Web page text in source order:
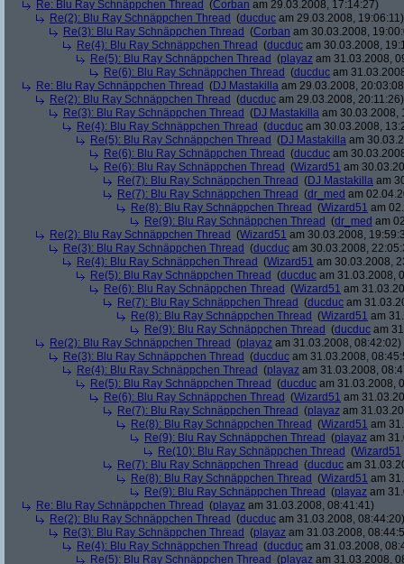
Re: Blu Ray Schnäppchen Thread (Corban am 29.03.2008, 17:14:27)
Re(2): Blu Ray Schnäppchen Thread (ducduc am 29.03.2008, 19:06:11)
Re(3): Blu Ray Schnäppchen Thread (Corban am 30.03.2008,
Re(4): Blu Ray Schnäppchen Thread (ducduc am 30.03.2008,
Re(5): Blu Ray Schnäppchen Thread (playaz am 31.03.2008,
Re(6): Blu Ray Schnäppchen Thread (ducduc am
Re: Blu Ray Schnäppchen Thread (DJ Mastakilla am 29.03.2008,
Re(2): Blu Ray Schnäppchen Thread (ducduc am 29.03.2008, 20:11:26)
Re(3): Blu Ray Schnäppchen Thread (DJ Mastakilla am 30.03.2008,
Re(4): Blu Ray Schnäppchen Thread (ducduc am 30.03.2008,
Re(5): Blu Ray Schnäppchen Thread (DJ Mastakilla am
Re(6): Blu Ray Schnäppchen Thread (ducduc am
Re(6): Blu Ray Schnäppchen Thread (Wizard51 am
Re(7): Blu Ray Schnäppchen Thread (DJ Mastakilla am
Re(7): Blu Ray Schnäppchen Thread (dr_med am
Re(8): Blu Ray Schnäppchen Thread (Wizard51 am
Re(9): Blu Ray Schnäppchen Thread (dr_med am
Re(2): Blu Ray Schnäppchen Thread (Wizard51 am 30.03.2008,
Re(3): Blu Ray Schnäppchen Thread (ducduc am 30.03.2008,
Re(4): Blu Ray Schnäppchen Thread (Wizard51 am 30.03.2008,
Re(5): Blu Ray Schnäppchen Thread (ducduc am 31.03.2008,
Re(6): Blu Ray Schnäppchen Thread (Wizard51 am
Re(7): Blu Ray Schnäppchen Thread (ducduc am
Re(8): Blu Ray Schnäppchen Thread (Wizard51 am
Re(9): Blu Ray Schnäppchen Thread (ducduc am
Re(2): Blu Ray Schnäppchen Thread (playaz am 31.03.2008, 08:42:02)
Re(3): Blu Ray Schnäppchen Thread (ducduc am 31.03.2008,
Re(4): Blu Ray Schnäppchen Thread (playaz am 31.03.2008,
Re(5): Blu Ray Schnäppchen Thread (ducduc am 31.03.2008,
Re(6): Blu Ray Schnäppchen Thread (Wizard51 am
Re(7): Blu Ray Schnäppchen Thread (playaz am
Re(8): Blu Ray Schnäppchen Thread (Wizard51 am
Re(9): Blu Ray Schnäppchen Thread (playaz am
Re(10): Blu Ray Schnäppchen Thread (Wizard51
Re(7): Blu Ray Schnäppchen Thread (ducduc am
Re(8): Blu Ray Schnäppchen Thread (Wizard51 am
Re(9): Blu Ray Schnäppchen Thread (playaz am
Re: Blu Ray Schnäppchen Thread (playaz am 31.03.2008, 08:41:41)
Re(2): Blu Ray Schnäppchen Thread (ducduc am 31.03.2008, 08:44:20)
Re(3): Blu Ray Schnäppchen Thread (playaz am 31.03.2008,
Re(4): Blu Ray Schnäppchen Thread (ducduc am 31.03.2008,
Re(5): Blu Ray Schnäppchen Thread (playaz am 31.03.2008,